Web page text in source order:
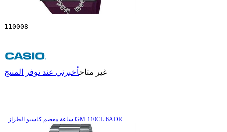
110008
غير متاحأخبرني عند توفر المنتج
ساعة معصم کاسیو الطراز GM-110CL-6ADR